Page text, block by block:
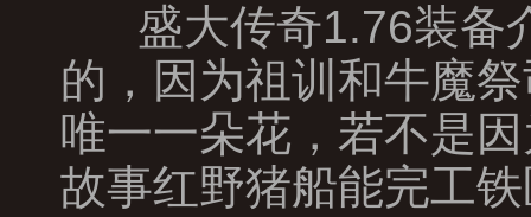
盛大传奇1.76装备
的，因为祖训和牛魔
唯一一朵花，若不是
故事红野猪船能完工